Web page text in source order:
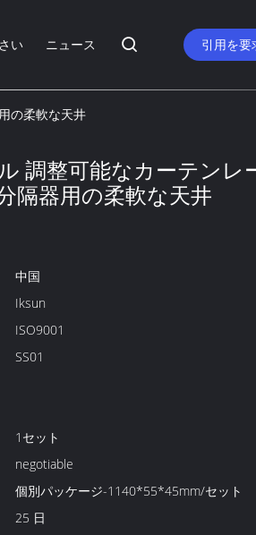
い ニュース 引用を要
の柔軟な天井
調整可能なカーテンレ
隔器用の柔軟な天井
中国
Iksun
ISO9001
SS01
1セット
negotiable
個別パッケージ-1140*55*45mm/セット
25 日